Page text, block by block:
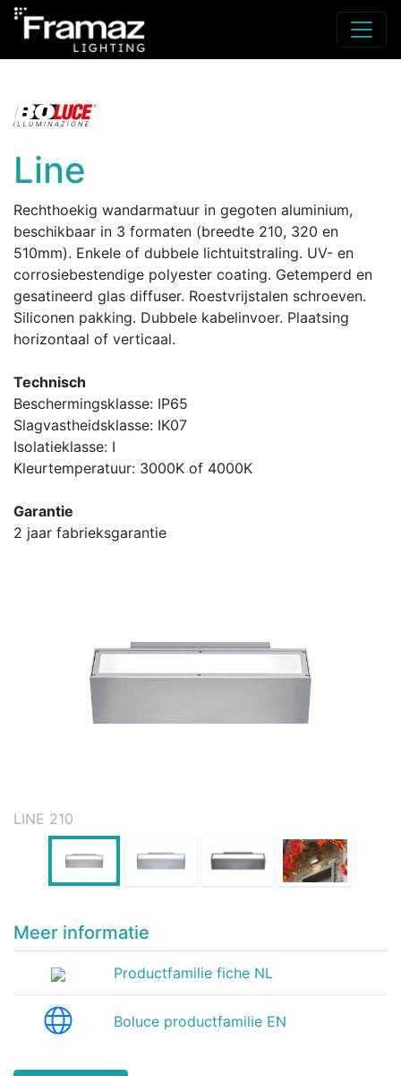
Line
Rechthoekig wandarmatuur in gegoten aluminium,
beschikbaar in 3 formaten (breedte 210, 320 en
510mm). Enkele of dubbele lichtuitstraling. UV- en
corrosiebestendige polyester coating. Getemperd en
gesatineerd glas diffuser. Roestvrijstalen schroeven.
Siliconen pakking. Dubbele kabelinvoer. Plaatsing
horizontaal of verticaal.
Technisch
Beschermingsklasse: IP65
Slagvastheidsklasse: IK07
Isolatieklasse: I
Kleurtemperatuur: 3000K of 4000K
Garantie
2 jaar fabrieksgarantie
LINE 210
Meer informatie
Productfamilie fiche NL
Boluce productfamilie EN